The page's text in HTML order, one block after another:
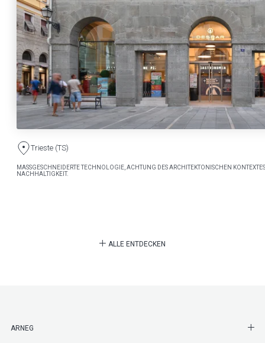
Trieste (TS)
MASSGESCHNEIDERTE TECHNOLOGIE, ACHTUNG DES ARCHITEKTONISCHEN
NACHHALTIGKEIT.
ALLE ENTDECKEN
ARNEG